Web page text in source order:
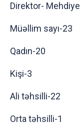
Direktor-
Müəllim sayı-23
Qadın-20
Kişi-3
Ali təhsilli-22
Orta təhsilli-1